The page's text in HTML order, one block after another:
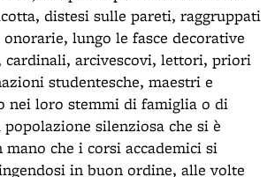
distesi sulle pareti, raggruppati
lungo le fasce decorative
cardinali, arcivescovi, lettori, priori
studentesche, maestri e
nei loro stemmi di famiglia o di
silenziosa che si è
mano che i corsi accademici si
in buon ordine, alle volte